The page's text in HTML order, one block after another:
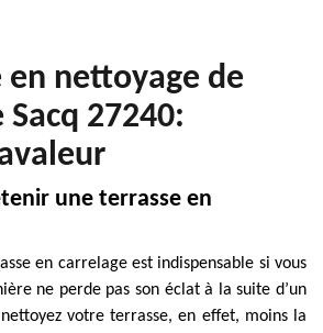
en nettoyage de
27240:
une terrasse en
en carrelage est indispensable si vous
ne perde pas son éclat à la suite d’un
votre terrasse, en effet, moins la